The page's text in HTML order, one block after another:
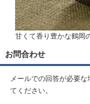
甘くて香り豊かな鶴岡
お問合わせ
メールでの回答が必要
てください。